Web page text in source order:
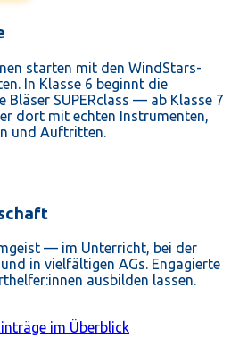
starten mit den WindStars-
In Klasse 6 beginnt die
Bläser SUPERclass — ab Klasse 7
dort mit echten Instrumenten,
und Auftritten.
— im Unterricht, bei der
in vielfältigen AGs. Engagierte
ausbilden lassen.
im Überblick